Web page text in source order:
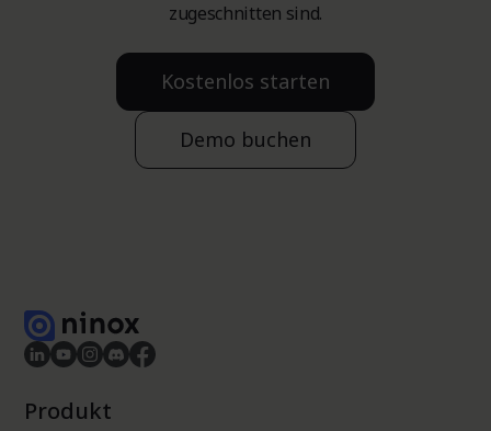
zugeschnitten sind.
Kostenlos starten
Demo buchen
Produkt